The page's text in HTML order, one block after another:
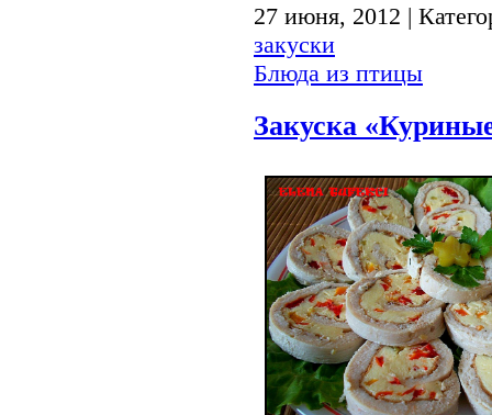
27 июня, 2012 |
закуски
Блюда из птицы
Закуска